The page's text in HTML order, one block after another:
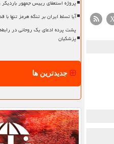
پروژه استعفای رییس جمهور
آیا تسلط ایران بر تنگه هرمز تنها
پزشکیان
جدیدترین ها